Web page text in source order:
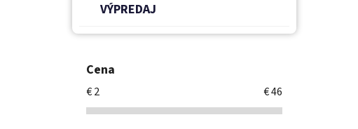
VÝPREDAJ
Cena
€2 €46